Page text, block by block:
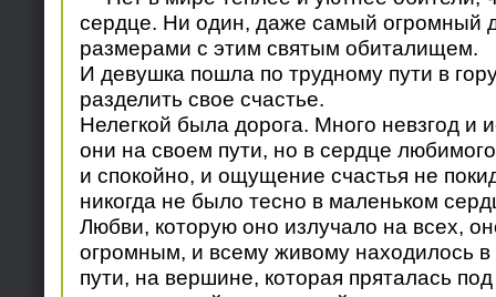
сердце. Ни один, даже самый огромный
размерами с этим святым обиталищем.
И девушка пошла по трудному пути в
разделить свое счастье.
Нелегкой была дорога. Много невзгод и
они на своем пути, но в сердце
и спокойно, и ощущение счастья не
никогда не было тесно в маленьком
Любви, которую оно излучало на всех,
огромным, и всему живому находилось
пути, на вершине, которая пряталась